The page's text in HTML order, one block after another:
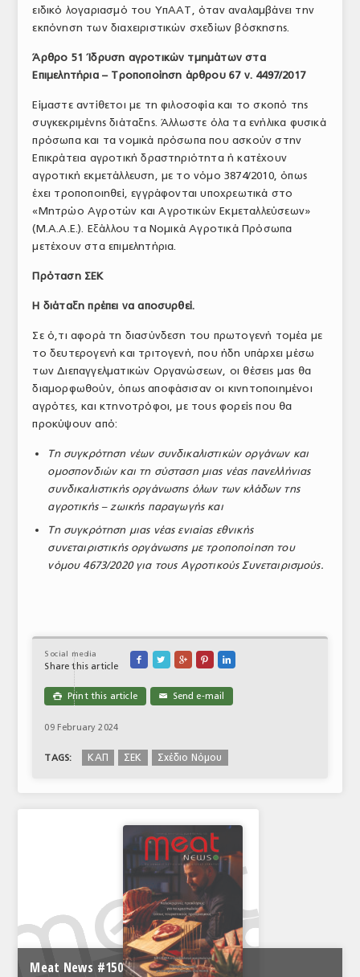
ειδικό λογαριασμό του ΥπΑΑΤ, όταν αναλαμβάνει την
εκπόνηση των διαχειριστικών σχεδίων βόσκησης.
Άρθρο 51 Ίδρυση αγροτικών τμημάτων στα
Επιμελητήρια – Τροποποίηση άρθρου 67 ν. 4497/2017
Είμαστε αντίθετοι με τη φιλοσοφία και το σκοπό της
συγκεκριμένης διάταξης. Άλλωστε όλα τα ενήλικα φυσικά
πρόσωπα και τα νομικά πρόσωπα που ασκούν στην
Επικράτεια αγροτική δραστηριότητα ή κατέχουν
αγροτική εκμετάλλευση, με το νόμο 3874/2010, όπως
έχει τροποποιηθεί, εγγράφονται υποχρεωτικά στο
«Μητρώο Αγροτών και Αγροτικών Εκμεταλλεύσεων»
(Μ.Α.Α.Ε.). Εξάλλου τα Νομικά Αγροτικά Πρόσωπα
μετέχουν στα επιμελητήρια.
Πρόταση ΣΕΚ
Η διάταξη πρέπει να αποσυρθεί.
Σε ό,τι αφορά τη διασύνδεση του πρωτογενή τομέα με
το δευτερογενή και τριτογενή, που ήδη υπάρχει μέσω
των Διεπαγγελματικών Οργανώσεων, οι θέσεις μας θα
διαμορφωθούν, όπως αποφάσισαν οι κινητοποιημένοι
αγρότες, και κτηνοτρόφοι, με τους φορείς που θα
προκύψουν από:
Τη συγκρότηση νέων συνδικαλιστικών οργάνων και
ομοσπονδιών και τη σύσταση μιας νέας πανελλήνιας
συνδικαλιστικής οργάνωσης όλων των κλάδων της
αγροτικής – ζωικής παραγωγής και
Τη συγκρότηση μιας νέας ενιαίας εθνικής
συνεταιριστικής οργάνωσης με τροποποίηση του
νόμου 4673/2020 για τους Αγροτικούς Συνεταιρισμούς.
Social media
Share this article
    
 Print this article ✉ Send e-mail
09 February 2024
TAGS: ΚΑΠ ΣΕΚ Σχέδιο Νόμου
Meat News #150